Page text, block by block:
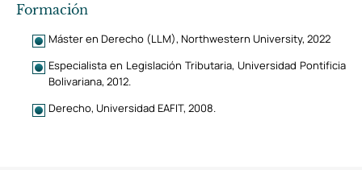
Formación
Máster en Derecho (LLM), Northwestern University, 2022
Especialista en Legislación Tributaria, Universidad Pontificia
Bolivariana, 2012.
Derecho, Universidad EAFIT, 2008.